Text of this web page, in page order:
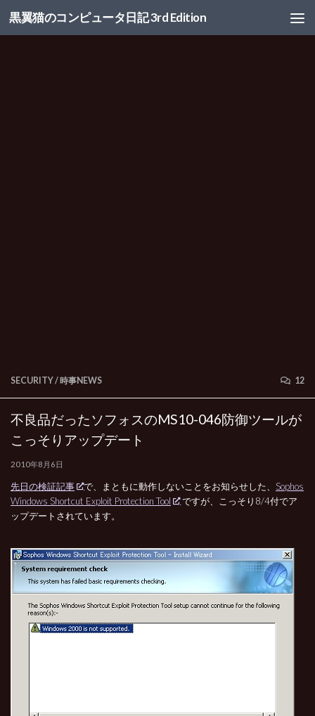
コンテンツへスキップ
黒翼猫のコンピュータ日記 3rd Edition
SECURITY/時事NEWS 12
不良品だったソフォスのMS10-046防御ツールが
こっそりアップデート
2010年8月6日
先日の検証記事 で、まともに動作しないことをお知らせした、 Sophos
Windows Shortcut Exploit Protection Tool
ですが、こっそり8/4付でア
ップデートされています。